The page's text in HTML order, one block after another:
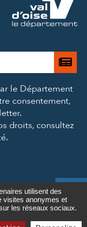
Contact

MAIL
Je
à
le Département
consentement,
droits, consultez
.
Crédits
utilisent des
visites anonymes et
les réseaux sociaux.